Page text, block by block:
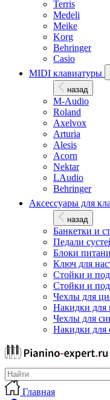
Terris
Medeli
Meike
Korg
Behringer
Casio
MIDI клавиатуры
назад
M-Audio
Roland
Axelvox
Arturia
Alesis
Acorn
Nektar
LAudio
Behringer
Аксессуары для
назад
Банкетки и
Педали
Блоки
Ключ для
Стойки и
Стойки и
Чехлы для
Накидки
Чехлы для
Накидки для
Главная